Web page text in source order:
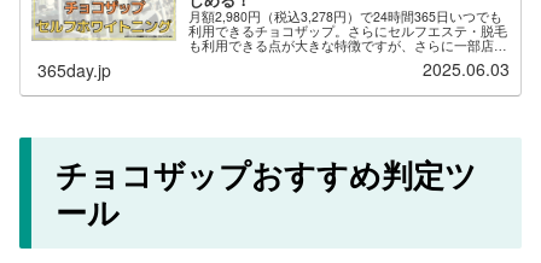
月額2,980円（税込3,278円）で24時間365日いつでも
利用できるチョコザップ。さらにセルフエステ・脱毛
も利用できる点が大きな特徴ですが、さらに一部店舗
では「セルフホワイトニング」が用意されており、自
分でホワイトニングを楽しむことがで...
365day.jp 2025.06.03
チョコザップおすすめ判定ツ
ール